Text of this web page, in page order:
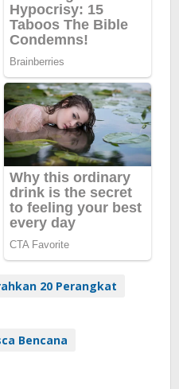
20 Perangkat
Bencana